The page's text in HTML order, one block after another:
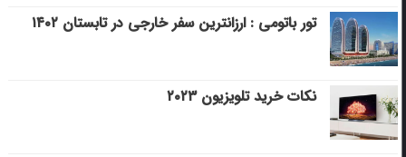
تور باتومی : ارزانترین سفر خارجی در تابستان ۱۴۰۲
نکات خرید تلویزیون ۲۰۲۳